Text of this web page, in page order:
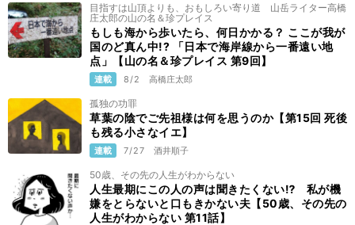
目指すは山頂よりも、おもしろい寄り道 山岳ライター高橋
庄太郎の山の名＆珍プレイス
もしも海から歩いたら、何日かかる？ ここが我が
国のど真ん中!? 「日本で海岸線から一番遠い地
点」【山の名＆珍プレイス 第9回】
連載 8/2 高橋庄太郎
孤独の功罪
草葉の陰でご先祖様は何を思うのか【第15回 死後
も残る小さなイエ】
連載 7/27 酒井順子
50歳、その先の人生がわからない
人生最期にこの人の声は聞きたくない⁉ 私が機
嫌をとらないと口もきかない夫【50歳、その先の
人生がわからない 第11話】